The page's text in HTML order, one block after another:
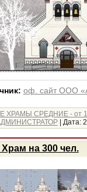
оф. сайт ООО
ХРАМЫ СРЕДНИЕ - от
| Дата:
Храм на 300 чел.